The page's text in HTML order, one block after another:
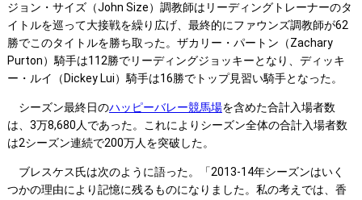
ジョン・サイズ（John Size）調教師はリーディングトレーナーのタ
イトルを巡って大接戦を繰り広げ、最終的にファウンズ調教師が62
勝でこのタイトルを勝ち取った。ザカリー・パートン（Zachary
Purton）騎手は112勝でリーディングジョッキーとなり、ディッキ
ー・ルイ（Dickey Lui）騎手は16勝でトップ見習い騎手となった。
シーズン最終日のハッピーバレー競馬場を含めた合計入場者数
は、3万8,680人であった。これによりシーズン全体の合計入場者数
は2シーズン連続で200万人を突破した。
ブレスケス氏は次のように語った。「2013-14年シーズンはいく
つかの理由により記憶に残るものになりました。私の考えでは、香